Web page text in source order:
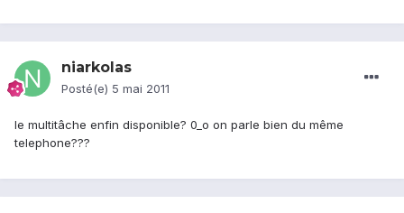
niarkolas
Posté(e) 5 mai 2011
le multitâche enfin disponible? 0_o on parle bien du même
telephone???